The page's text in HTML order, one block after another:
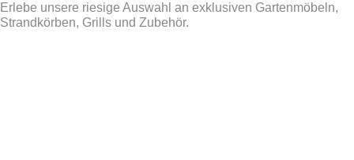
Erlebe unsere riesige Auswahl an exklusiven Gartenmöbeln,
Strandkörben, Grills und Zubehör.